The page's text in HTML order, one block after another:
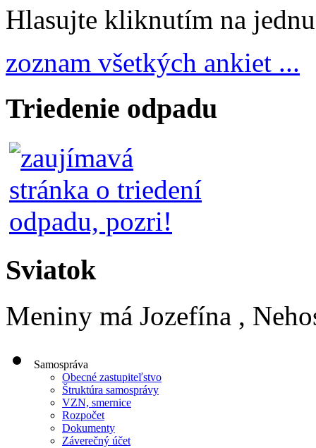
Hlasujte kliknutím na
zoznam všetkých ankiet ...
Triedenie odpadu
Sviatok
Meniny má Jozefína ,
Samospráva
Obecné zastupiteľstvo
Štruktúra samosprávy
VZN, smernice
Rozpočet
Dokumenty
Záverečný účet